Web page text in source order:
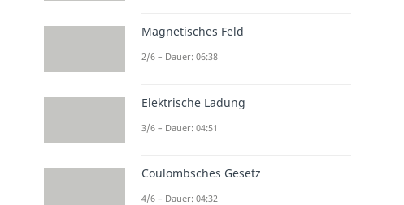
Magnetisches Feld
2/6 – Dauer: 06:38
Elektrische Ladung
3/6 – Dauer: 04:51
Coulombsches Gesetz
4/6 – Dauer: 04:32